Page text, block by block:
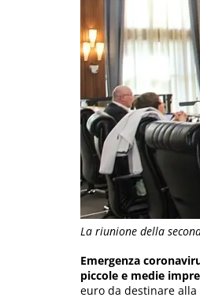
La riunione della
Emergenza
piccole e medie
euro da destinare